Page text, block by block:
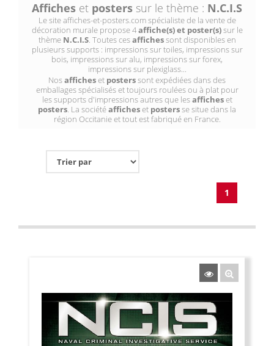
Affiches et posters sur le thème : N.C.I.S
Le site affiches-et-posters.com spécialiste de la vente de
décoration murale propose 4affiche(s) et poster(s)sur le
thème N.C.I.S. Toutes cesaffichessont disponibles en
plusieurs supports : impressions sur toiles, impressions sur
bois, impressions sur alu, impressions sur forex,
impressions sur plexiglass...
Nosafficheset posterssont expédiées dans des
emballages spécialisés et toujours roulées ou à plat pour
les supports d'impressions autres que lesafficheset
posters. La sociétéafficheset postersse situe dans la
région Occitanie et tout est fabriqué en France.
1